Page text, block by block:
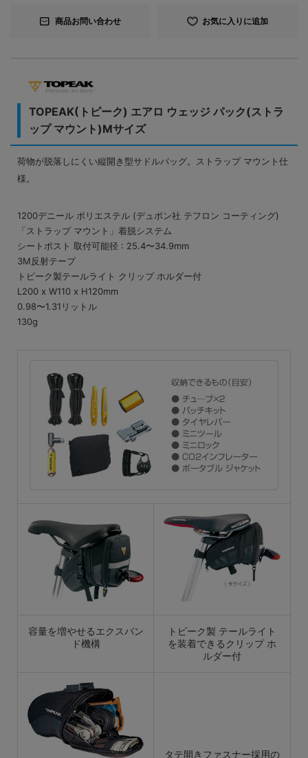
商品お問い合わせ お気に入りに追加
TOPEAK(トピーク) エアロ ウェッジ パック(ストラ
ップ マウント)Mサイズ
荷物が脱落しにくい縦開き型サドルバッグ。ストラップ マウント仕
様。
1200デニール ポリエステル (デュポン社 テフロン コーティング)
「ストラップ マウント」着脱システム
シートポスト 取付可能径 : 25.4〜34.9mm
3M反射テープ
トピーク製テールライト クリップ ホルダー付
L200 x W110 x H120mm
0.98〜1.31リットル
130g
容量を増やせるエクスパン
ド機構
トピーク製 テールライト
を装着できるクリップ ホ
ルダー付
タテ開きファスナー採用の